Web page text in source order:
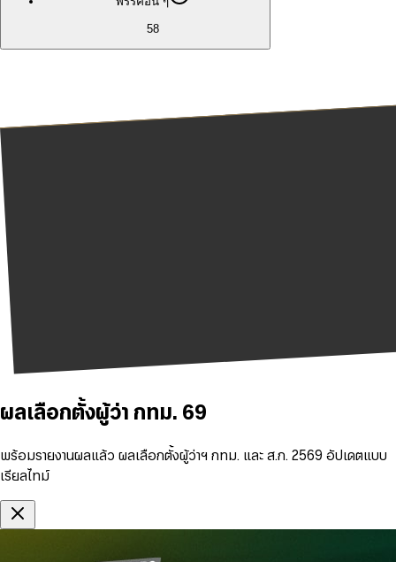
58
ผลเลือกตั้งผู้ว่า กทม. 69
พร้อมรายงานผลแล้ว ผลเลือกตั้งผู้ว่าฯ กทม. และ ส.ก. 2569 อัปเดตแบบ
เรียลไทม์